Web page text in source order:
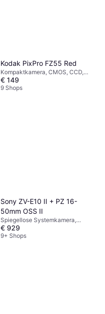
Kodak PixPro FZ55 Red
Kompaktkamera, CMOS, CCD,
1/2,3, 16.1 MP, Sequenzaufnahme,
Gesichtserkennung, 106g
€ 149
9 Shops
Sony ZV-E10 II + PZ 16-
50mm OSS II
Spiegellose Systemkamera,
CMOS, APS-C, 26 MP,
Sequenzaufnahme,
€ 929
9+ Shops